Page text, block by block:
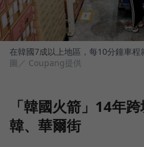
在韓國7成以上地區，每10分鐘車程
圖／ Coupang提供
「韓國火箭」14年
韓、華爾街